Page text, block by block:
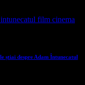
știai despre Adam Întunecatul